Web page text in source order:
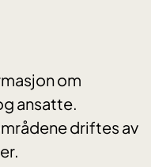
om
ansatte.
driftes av